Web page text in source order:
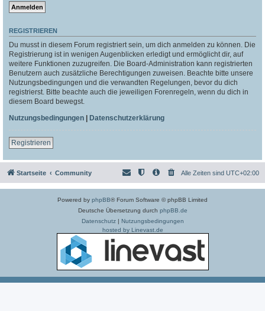
REGISTRIEREN
Du musst in diesem Forum registriert sein, um dich anmelden zu können. Die
Registrierung ist in wenigen Augenblicken erledigt und ermöglicht dir, auf
weitere Funktionen zuzugreifen. Die Board-Administration kann registrierten
Benutzern auch zusätzliche Berechtigungen zuweisen. Beachte bitte unsere
Nutzungsbedingungen und die verwandten Regelungen, bevor du dich
registrierst. Bitte beachte auch die jeweiligen Forenregeln, wenn du dich in
diesem Board bewegst.
Nutzungsbedingungen | Datenschutzerklärung
Registrieren
Startseite Community Alle Zeiten sind UTC+02:00
Powered by phpBB® Forum Software © phpBB Limited
Deutsche Übersetzung durch phpBB.de
Datenschutz| Nutzungsbedingungen
hosted by Linevast.de